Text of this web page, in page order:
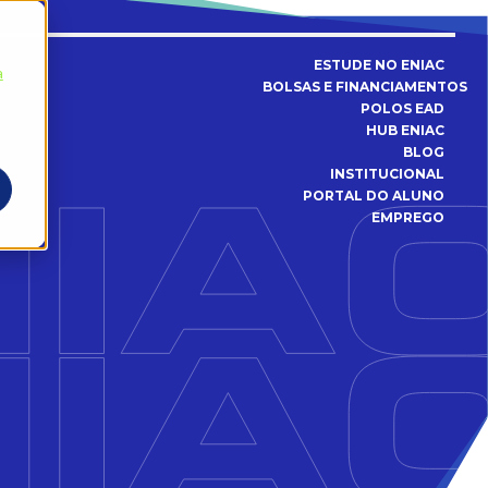
ESTUDE NO ENIAC
BOLSAS E FINANCIAMENTOS
POLOS EAD
HUB ENIAC
BLOG
INSTITUCIONAL
PORTAL DO ALUNO
EMPREGO